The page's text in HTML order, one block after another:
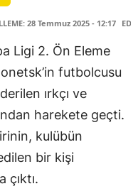
28 Temmuz 2025 - 12:17
Ligi 2. Ön Eleme
futbolcusu
ırkçı ve
harekete geçti.
kulübün
bir kişi
çıktı.